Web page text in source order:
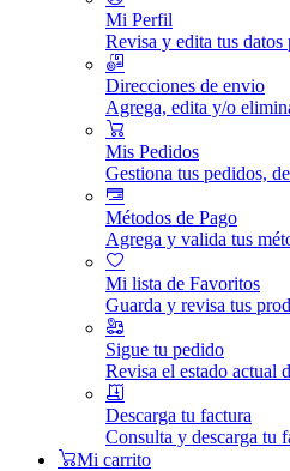
Mi Perfil
Revisa y edita tus datos
Direcciones de envio
Agrega, edita y/o
Mis Pedidos
Gestiona tus pedidos,
Métodos de Pago
Agrega y valida tus
Mi lista de Favoritos
Guarda y revisa tus
Sigue tu pedido
Revisa el estado actual
Descarga tu factura
Consulta y descarga tu
Mi carrito